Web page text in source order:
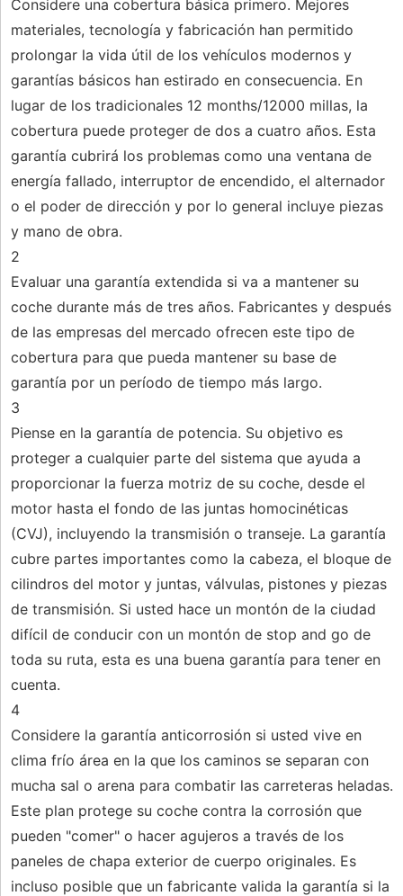
Considere una cobertura básica primero. Mejores
materiales, tecnología y fabricación han permitido
prolongar la vida útil de los vehículos modernos y
garantías básicos han estirado en consecuencia. En
lugar de los tradicionales 12 months/12000 millas, la
cobertura puede proteger de dos a cuatro años. Esta
garantía cubrirá los problemas como una ventana de
energía fallado, interruptor de encendido, el alternador
o el poder de dirección y por lo general incluye piezas
y mano de obra.
2
Evaluar una garantía extendida si va a mantener su
coche durante más de tres años. Fabricantes y después
de las empresas del mercado ofrecen este tipo de
cobertura para que pueda mantener su base de
garantía por un período de tiempo más largo.
3
Piense en la garantía de potencia. Su objetivo es
proteger a cualquier parte del sistema que ayuda a
proporcionar la fuerza motriz de su coche, desde el
motor hasta el fondo de las juntas homocinéticas
(CVJ), incluyendo la transmisión o transeje. La garantía
cubre partes importantes como la cabeza, el bloque de
cilindros del motor y juntas, válvulas, pistones y piezas
de transmisión. Si usted hace un montón de la ciudad
difícil de conducir con un montón de stop and go de
toda su ruta, esta es una buena garantía para tener en
cuenta.
4
Considere la garantía anticorrosión si usted vive en
clima frío área en la que los caminos se separan con
mucha sal o arena para combatir las carreteras heladas.
Este plan protege su coche contra la corrosión que
pueden "comer" o hacer agujeros a través de los
paneles de chapa exterior de cuerpo originales. Es
incluso posible que un fabricante valida la garantía si la